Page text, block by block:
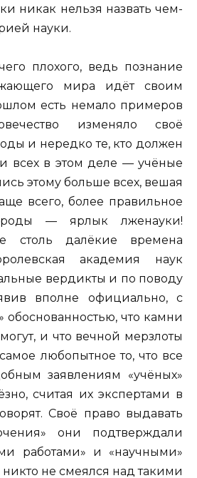
никак нельзя назвать чем-
науки.
плохого, ведь познание
мира идёт своим
есть немало примеров
изменяло своё
и нередко те, кто должен
всех в этом деле — учёные
этому больше всех, вешая
всего, более правильное
— ярлык лженауки!
столь далёкие времена
академия наук
вердикты и по поводу
вполне официально, с
обоснованностью, что камни
и что вечной мерзлоты
любопытное то, что все
заявлениям «учёных»
считая их экспертами в
Своё право выдавать
они подтверждали
работами» и «научными»
не смеялся над такими